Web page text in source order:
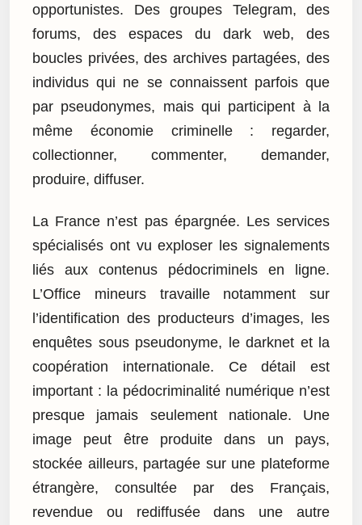
opportunistes. Des groupes Telegram, des
forums, des espaces du dark web, des
boucles privées, des archives partagées, des
individus qui ne se connaissent parfois que
par pseudonymes, mais qui participent à la
même économie criminelle : regarder,
collectionner, commenter, demander,
produire, diffuser.
La France n’est pas épargnée. Les services
spécialisés ont vu exploser les signalements
liés aux contenus pédocriminels en ligne.
L’Office mineurs travaille notamment sur
l’identification des producteurs d’images, les
enquêtes sous pseudonyme, le darknet et la
coopération internationale. Ce détail est
important : la pédocriminalité numérique n’est
presque jamais seulement nationale. Une
image peut être produite dans un pays,
stockée ailleurs, partagée sur une plateforme
étrangère, consultée par des Français,
revendue ou rediffusée dans une autre